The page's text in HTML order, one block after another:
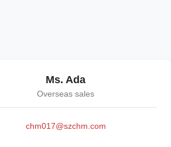
Ms. Ada
Overseas sales
chm017@szchm.com